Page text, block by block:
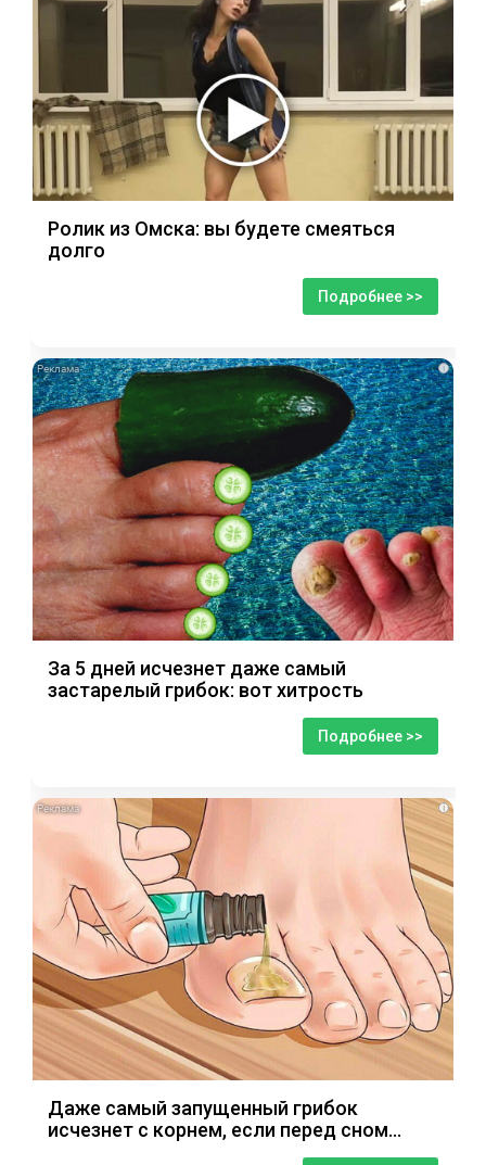
Ролик из Омска: вы будете смеяться
долго
Подробнее >>
i
За 5 дней исчезнет даже самый
застарелый грибок: вот хитрость
Подробнее >>
i
Даже самый запущенный грибок
исчезнет с корнем, если перед сном…